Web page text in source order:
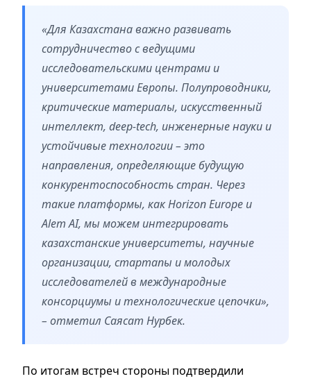
«Для Казахстана важно развивать
сотрудничество с ведущими
исследовательскими центрами и
университетами Европы. Полупроводники,
критические материалы, искусственный
интеллект, deep-tech, инженерные науки и
устойчивые технологии – это
направления, определяющие будущую
конкурентоспособность стран. Через
такие платформы, как Horizon Europe и
Alem AI, мы можем интегрировать
казахстанские университеты, научные
организации, стартапы и молодых
исследователей в международные
консорциумы и технологические цепочки»,
– отметил Саясат Нурбек.
По итогам встреч стороны подтвердили